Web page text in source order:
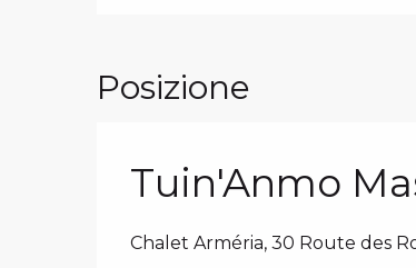
Posizione
Tuin'Anmo
Chalet Arméria, 30 Route des